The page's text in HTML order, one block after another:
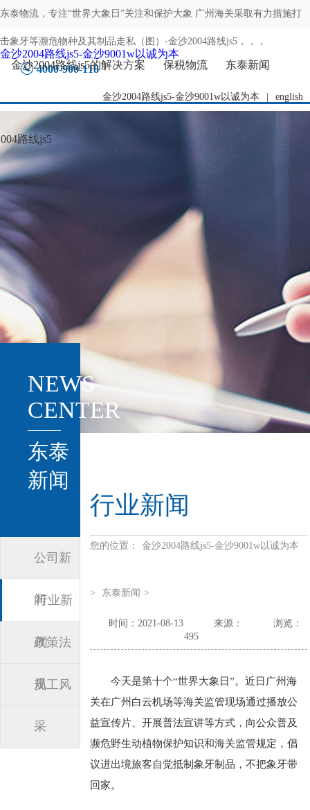
东泰物流，专注“世界大象日”关注和保护大象 广州海关采取有力措施打
击象牙等濒危物种及其制品走私（图）-金沙2004路线js5 ，，，
4000-900-118
金沙2004路线js5-金沙9001w以诚为本 english
金沙2004路线js5-金沙9001w以诚为本
金沙2004路线js5的解决方案
保税物流 东泰新闻
路线js5
NEWS
CENTER
东泰
新闻
公司新
闻
行业新
闻
政策法
规
员工风
采
行业新闻
您的位置： 金沙2004路线js5-金沙9001w以诚为本
> 东泰新闻 >
时间：2021-08-13 来源：
浏览：
495
今天是第十个“世界大象日”。近日广州海
关在广州白云机场等海关监管现场通过播放公
益宣传片、开展普法宣讲等方式，向公众普及
濒危野生动植物保护知识和海关监管规定，倡
议进出境旅客自觉抵制象牙制品，不把象牙带
回家。